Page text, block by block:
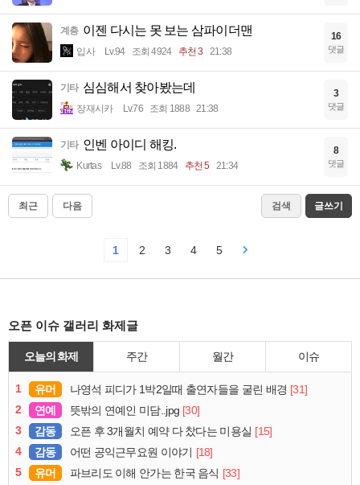
계층 이젠 다시는 못 보는 삼파이더맨
입사 Lv.94 조회 4924 추천 3 21:38
16
댓글
기타 심심해서 찾아봤는데
장재시카 Lv.76 조회 1888 21:38
3
댓글
기타 인벤 아이디 해킹.
Kurtas Lv.88 조회 1884 추천 5 21:34
8
댓글
최근 다음 검색 글쓰기
1 2 3 4 5
오픈 이슈 갤러리 화제글
오늘의 화제 주간 월간 이슈
1 유머 나영석 피디가 1박2일때 출연자들을 굴린 배경 [31]
2
연예 뜻밖의 연예인 미담..jpg [30]
3
감동 오픈 후 3개월치 예약 다 찼다는 미용실 [15]
4
감동 어떤 공익근무요원 이야기 [18]
5
유머 파브리도 이해 안가는 한국 음식 [33]